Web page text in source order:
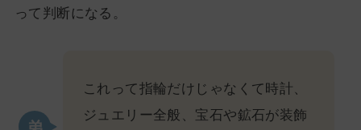
って判断になる。
これって指輪だけじゃなくて時計、
ジュエリー全般、宝石や鉱石が装飾